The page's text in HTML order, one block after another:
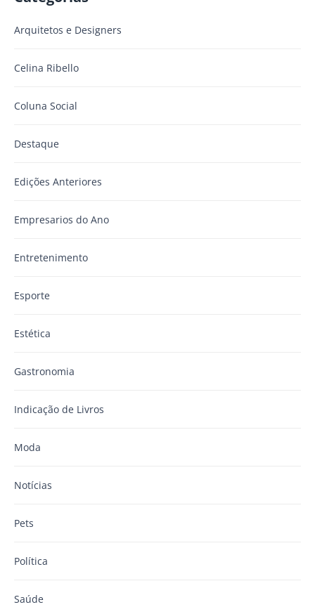
Arquitetos e Designers
Celina Ribello
Coluna Social
Destaque
Edições Anteriores
Empresarios do Ano
Entretenimento
Esporte
Estética
Gastronomia
Indicação de Livros
Moda
Notícias
Pets
Política
Saúde